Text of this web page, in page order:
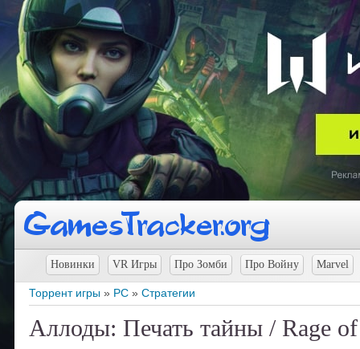
Новинки VR Игры Про Зомби Про Войну Marvel
Торрент игры » PC » Стратегии
Аллоды: Печать тайны / Rage of